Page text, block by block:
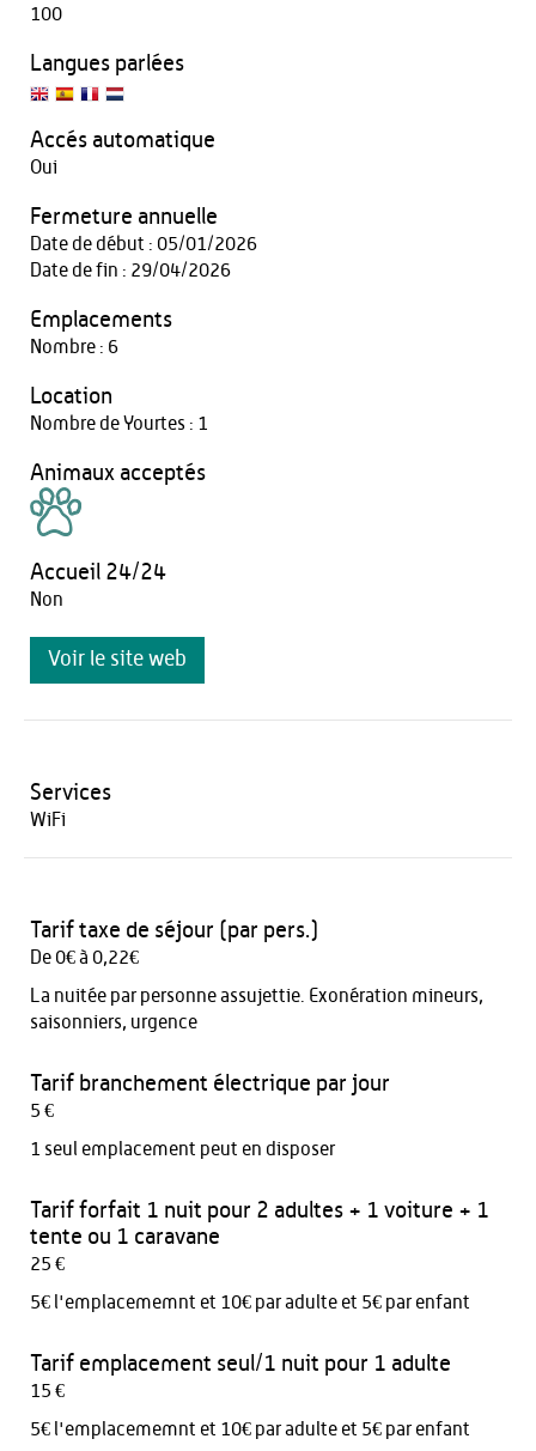
100
Langues parlées
Accés automatique
Oui
Fermeture annuelle
Date de début : 05/01/2026
Date de fin : 29/04/2026
Emplacements
Nombre : 6
Location
Nombre de Yourtes : 1
Animaux acceptés
Accueil 24/24
Non
Voir le site web
Services
WiFi
Tarif taxe de séjour (par pers.)
De 0€ à 0,22€
La nuitée par personne assujettie. Exonération mineurs,
saisonniers, urgence
Tarif branchement électrique par jour
5 €
1 seul emplacement peut en disposer
Tarif forfait 1 nuit pour 2 adultes + 1 voiture + 1
tente ou 1 caravane
25 €
5€ l'emplacememnt et 10€ par adulte et 5€ par enfant
Tarif emplacement seul/1 nuit pour 1 adulte
15 €
5€ l'emplacememnt et 10€ par adulte et 5€ par enfant